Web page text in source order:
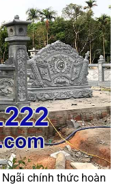
chính thức hoàn